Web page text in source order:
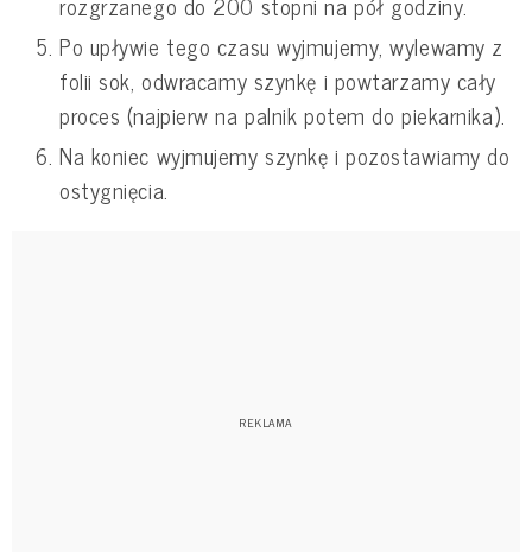
Po upływie tego czasu wyjmujemy, wylewamy z
folii sok, odwracamy szynkę i powtarzamy cały
proces (najpierw na palnik potem do piekarnika).
Na koniec wyjmujemy szynkę i pozostawiamy do
ostygnięcia.